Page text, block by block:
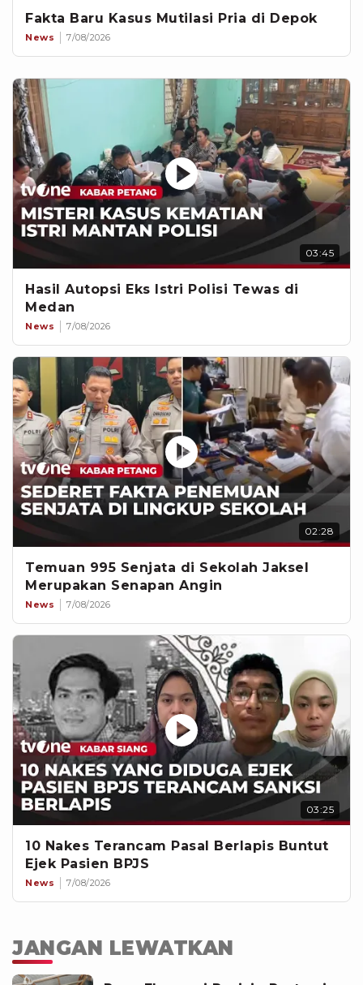
Fakta Baru Kasus Mutilasi Pria di Depok
News 7/08/2026
03:45
Hasil Autopsi Eks Istri Polisi Tewas di
Medan
News 7/08/2026
02:28
Temuan 995 Senjata di Sekolah Jaksel
Merupakan Senapan Angin
News 7/08/2026
03:25
10 Nakes Terancam Pasal Berlapis Buntut
Ejek Pasien BPJS
News 7/08/2026
JANGAN LEWATKAN